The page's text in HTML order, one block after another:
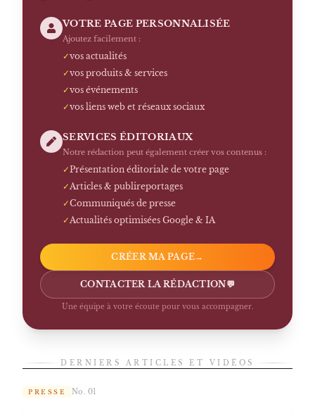
VOTRE PAGE PERSONNALISÉE
Ajoutez facilement :
✓vos actualités
✓vos produits & services
✓vos événements
✓vos liens web et réseaux sociaux
SERVICES ÉDITORIAUX
Notre rédaction peut également créer vos contenus :
✓Présentation éditoriale de votre page
✓ Articles & publireportages
✓Communiqués de presse
✓ Actualités optimisées Google & IA
CRÉER MA PAGE→
CONTACTER LA RÉDACTION💬
Une équipe à votre écoute pour vous accompagner.
DERNIERS ARTICLES ET VIDÉOS
PRESSE No. 01